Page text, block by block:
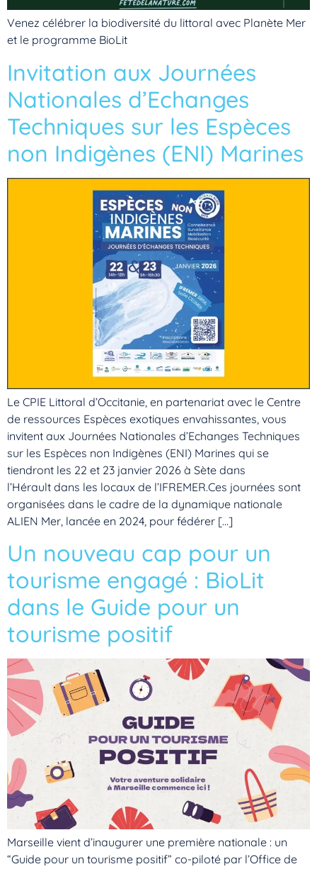
Venez célébrer la biodiversité du littoral avec Planète Mer
et le programme BioLit
Invitation aux Journées
Nationales d’Echanges
Techniques sur les Espèces
non Indigènes (ENI) Marines
Le CPIE Littoral d’Occitanie, en partenariat avec le Centre
de ressources Espèces exotiques envahissantes, vous
invitent aux Journées Nationales d’Echanges Techniques
sur les Espèces non Indigènes (ENI) Marines qui se
tiendront les 22 et 23 janvier 2026 à Sète dans
l’Hérault dans les locaux de l’IFREMER.Ces journées sont
organisées dans le cadre de la dynamique nationale
ALIEN Mer, lancée en 2024, pour fédérer […]
Un nouveau cap pour un
tourisme engagé : BioLit
dans le Guide pour un
tourisme positif
Marseille vient d’inaugurer une première nationale : un
“Guide pour un tourisme positif” co-piloté par l’Office de